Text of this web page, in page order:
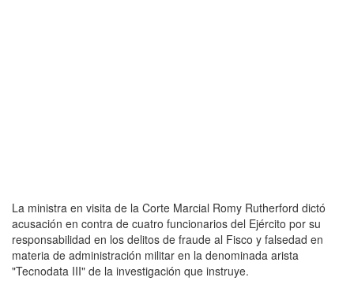
La ministra en visita de la Corte Marcial Romy Rutherford dictó
acusación en contra de cuatro funcionarios del Ejército por su
responsabilidad en los delitos de fraude al Fisco y falsedad en
materia de administración militar en la denominada arista
"Tecnodata III" de la investigación que instruye.